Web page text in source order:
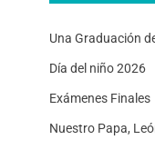
Una Graduación
Día del niño 2026
Exámenes Finales
Nuestro Papa,